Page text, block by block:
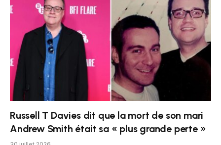
Russell T Davies dit que la mort de son mari
Andrew Smith était sa « plus grande perte »